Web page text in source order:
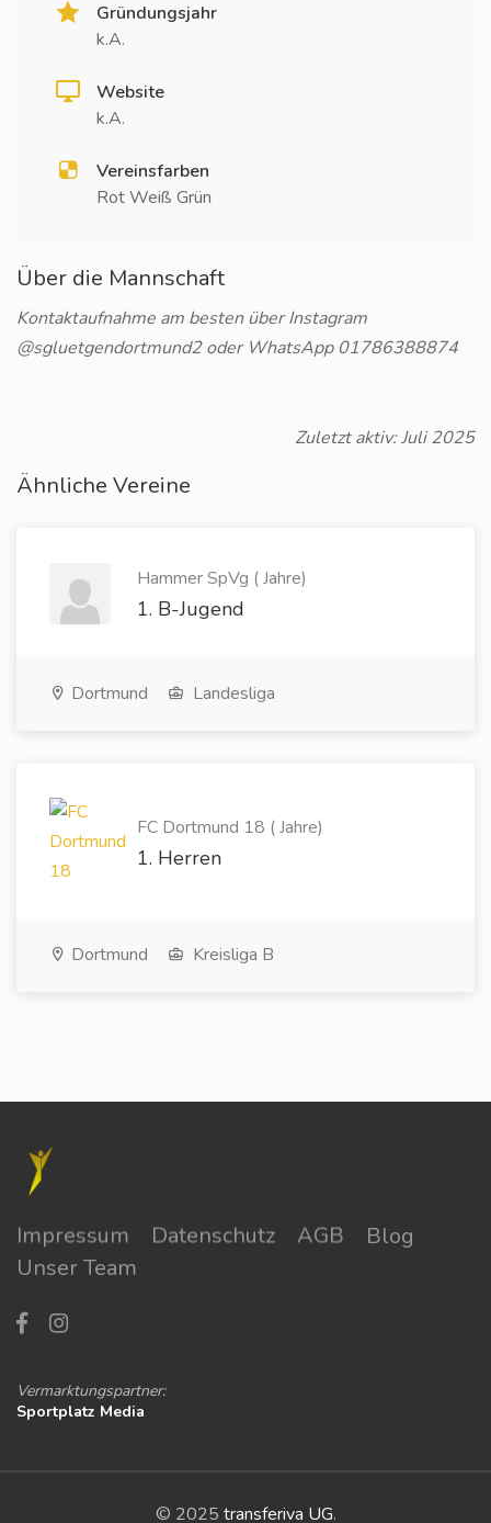
Gründungsjahr
k.A.
Website
k.A.
Vereinsfarben
Rot Weiß Grün
Über die Mannschaft
Kontaktaufnahme am besten über Instagram
@sgluetgendortmund2 oder WhatsApp 01786388874
Zuletzt aktiv: Juli 2025
Ähnliche Vereine
Hammer SpVg ( Jahre)
1. B-Jugend
Dortmund Landesliga
FC Dortmund 18 ( Jahre)
1. Herren
Dortmund Kreisliga B
Impressum Datenschutz AGB
Blog
Unser Team
Vermarktungspartner:
Sportplatz Media
© 2025 transferiva UG.